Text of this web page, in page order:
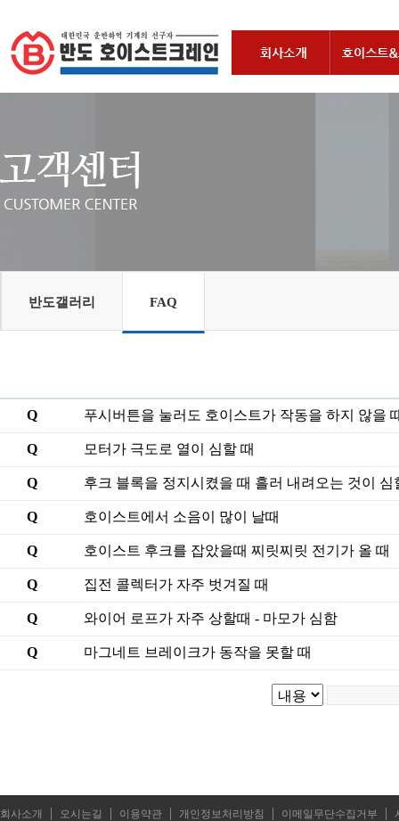
반도갤러리 FAQ
Q 푸시버튼을 눌러도 호이스트가 작동을 하지 않을
Q 모터가 극도로 열이 심할 때
Q 후크 블록을 정지시켰을 때 흘러 내려오는 것이 심
Q 호이스트에서 소음이 많이 날때
Q 호이스트 후크를 잡았을때 찌릿찌릿 전기가 올 때
Q 집전 콜렉터가 자주 벗겨질 때
Q 와이어 로프가 자주 상할때 - 마모가 심함
Q 마그네트 브레이크가 동작을 못할 때
회사소개 | 오시는길 | 이용약관 | 개인정보처리방침 | 이메일무단수집거부 |